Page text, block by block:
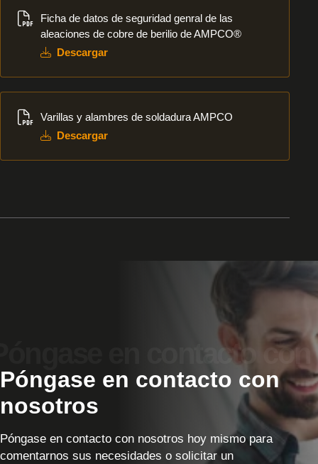
Ficha de datos de seguridad genral de las
aleaciones de cobre de berilio de AMPCO®
Descargar
Varillas y alambres de soldadura AMPCO
Descargar
Póngase en contacto con
nosotros
Póngase en contacto con nosotros hoy mismo para
comentarnos sus necesidades o solicitar un